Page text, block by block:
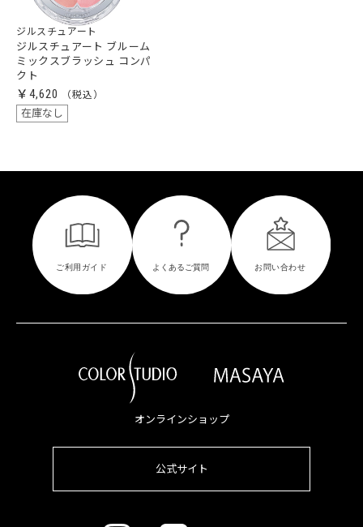
ジルスチュアート
ジルスチュアート ブルーム
ミックスブラッシュ コンパ
クト
￥4,620
在庫なし
オンラインショップ
公式サイト